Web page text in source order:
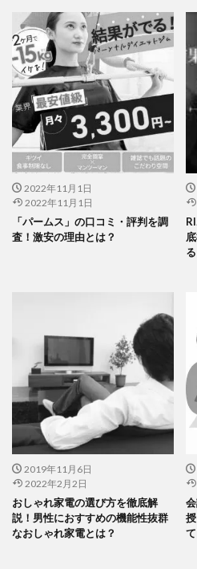
2022年11月1日
2022年11月1日
「パームス」の口コミ・評判を調
査！激安の理由とは？
2019年11月6日
2022年2月2日
おしゃれ家電の選び方を徹底解
説！男性におすすめの機能性抜群
なおしゃれ家電とは？
て